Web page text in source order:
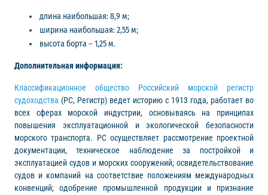
длина наибольшая: 8,9 м;
ширина наибольшая: 2,55 м;
высота борта – 1,25 м.
Дополнительная информация:
Классификационное общество Российский морской регистр
судоходства (РС, Регистр) ведет историю с 1913 года, работает во
всех сферах морской индустрии, основываясь на принципах
повышения эксплуатационной и экологической безопасности
морского транспорта. РС осуществляет рассмотрение проектной
документации, техническое наблюдение за постройкой и
эксплуатацией судов и морских сооружений; освидетельствование
судов и компаний на соответствие положениям международных
конвенций; одобрение промышленной продукции и признание